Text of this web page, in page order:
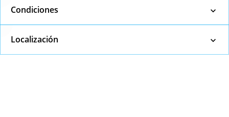
Condiciones
Localización